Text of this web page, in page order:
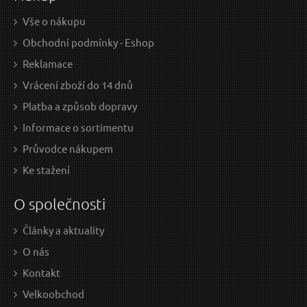
AKCE
53 Kč / Ks
43.8 Kč bez DPH
Vše o nákupu
Obchodní podmínky - Eshop
Reklamace
Vrácení zboží do 14 dnů
Platba a způsob dopravy
Informace o sortimentu
Průvodce nákupem
Ke stažení
O společnosti
Články a aktuality
O nás
Kontakt
Velkoobchod